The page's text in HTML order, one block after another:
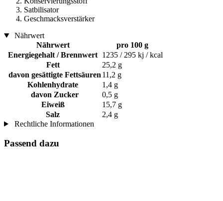
Satbilisator
Geschmacksverstärker
Nährwert
Nährwert
pro 100 g
Energiegehalt / Brennwert 1235 / 295 kj / kcal
Fett
25,2 g
davon gesättigte Fettsäuren 11,2 g
Kohlenhydrate
1,4 g
davon Zucker
0,5 g
Eiweiß
15,7 g
Salz
2,4 g
Rechtliche Informationen
Passend dazu